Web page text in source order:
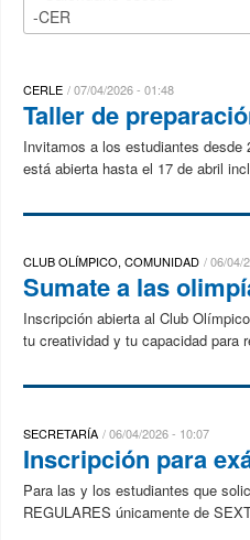
CERLE 07/04/2026 - 01:48
Taller de
Invitamos a los estudiantes desde
está abierta hasta el 17 de abril
CLUB OLÍMPICO, COMUNIDAD 06/04/
Sumate a las
Inscripción abierta al Club
tu creatividad y tu capacidad para
SECRETARÍA 06/04/2026 - 10:07
Inscripción para
Para las y los estudiantes que
REGULARES únicamente de